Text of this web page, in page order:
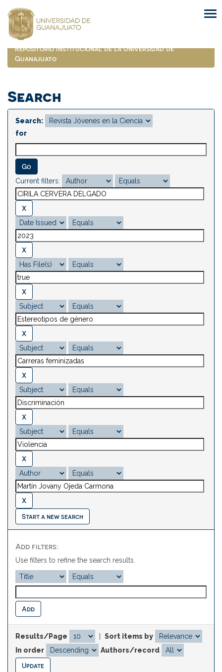
navigation
Repositorio Institucional de la Universidad de
Guanajuato
Search
Search:
for
Current filters:
Start a new search
Add filters:
Use filters to refine the search results.
Results/Page
Sort items by
In order
Authors/record